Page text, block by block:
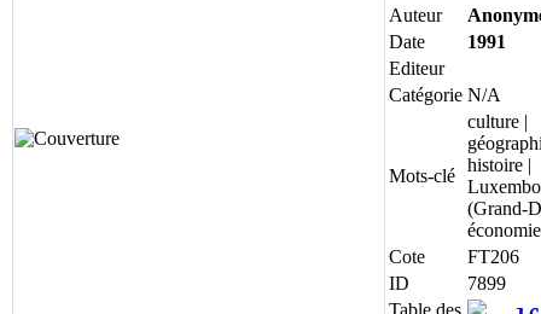
Auteur
Date
1991
Editeur
Catégorie N/A
Mots-clé
culture |
histoire |
(Grand-
économie
Cote
FT206
ID
7899
Table des